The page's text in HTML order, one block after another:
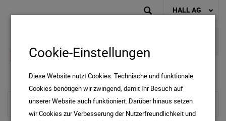
HALL AG
zur Startseite
Cookie-Einstellungen
Diese Website nutzt Cookies. Technische und funktionale
Cookies benötigen wir zwingend, damit Ihr Besuch auf
unserer Website auch funktioniert. Darüber hinaus setzen
wir Cookies zur Verbesserung der Nutzerfreundlichkeit und